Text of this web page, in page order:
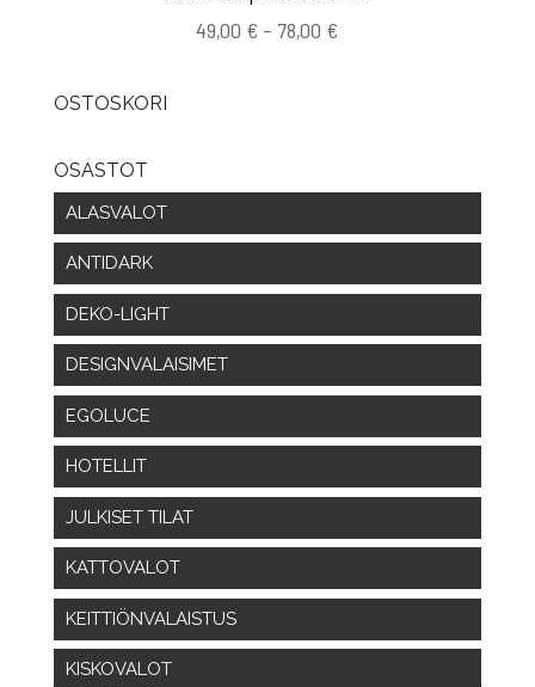
49,00 € – 78,00 €Hintaluokka:
OSTOSKORI
OSASTOT
ALASVALOT
ANTIDARK
DEKO-LIGHT
DESIGNVALAISIMET
EGOLUCE
HOTELLIT
JULKISET TILAT
KATTOVALOT
KEITTIÖNVALAISTUS
KISKOVALOT